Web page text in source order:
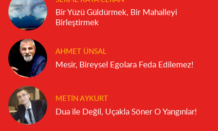
Bir Yüzü Güldürmek, Bir Mahalleyi
Birleştirmek
AHMET ÜNSAL
Mesir, Bireysel Egolara Feda Edilemez!
METIN AYKURT
Dua ile Değil, Uçakla Söner O Yangınlar!